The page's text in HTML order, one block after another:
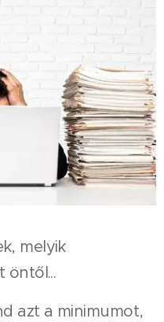
melyik
öntől...
azt a minimumot,